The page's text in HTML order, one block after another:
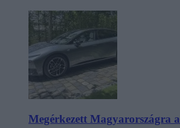
Megérkezett Magyarországra